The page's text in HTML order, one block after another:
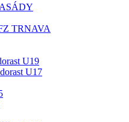
TRNAVA
U19
U17